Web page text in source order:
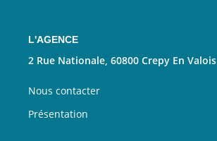
L'AGENCE
2 Rue Nationale, 60800 Crepy En Valois
Nous contacter
Présentation